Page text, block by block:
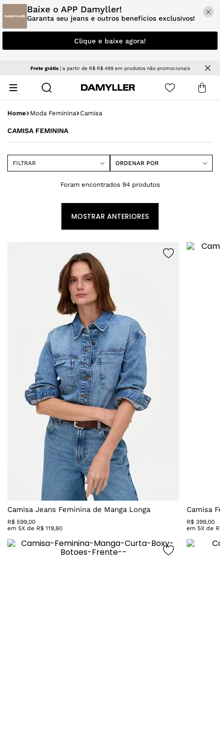
Baixe o APP Damyller!
Garanta seu jeans e outros benefícios exclusivos!
Clique e baixe agora!
NOVIDADES| Jeans e tendências para renovar seu estilo
Moda Feminina Camisa
CAMISA FEMININA
FILTRAR ORDENAR POR
94 produtos
Camisa Jeans Feminina de Manga Longa
R$ 599,00
em 5X de R$ 119,80
Camisa
R$ 399,00
em 5X de